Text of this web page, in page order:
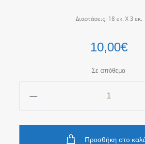
Διαστάσεις: 18 εκ. Χ 3 εκ.
10,00€
Σε απόθεμα
Προσθήκη στο